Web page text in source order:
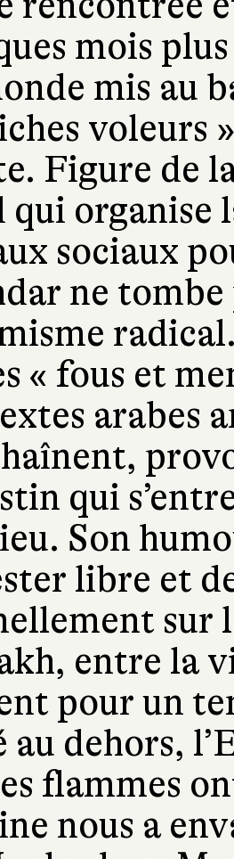
mois
mis au
voleurs
Figure de
qui organise
sociaux
ne tombe
« fous et
arabes
qui
Son
libre et
sur
entre la
pour un
au dehors,
flammes
nous a